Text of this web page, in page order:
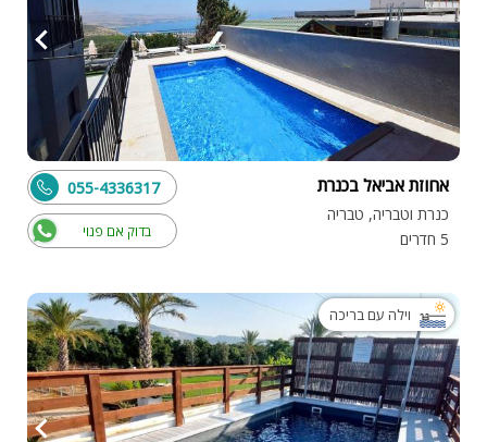
אחוזת אביאל בכנרת
כנרת וטבריה, טבריה
5 חדרים
בדוק אם פנוי
055-4336317
וילה עם בריכה